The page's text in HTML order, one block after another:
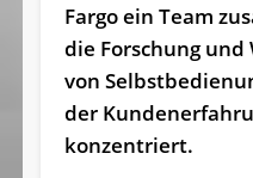
Fargo ein Team
die Forschung
von
der
konzentriert.